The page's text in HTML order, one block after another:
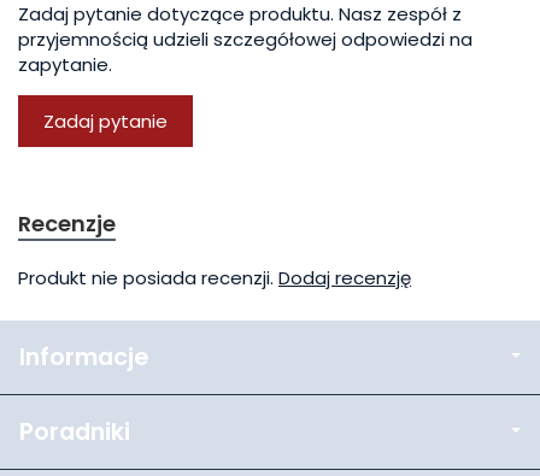
Zadaj pytanie dotyczące produktu. Nasz zespół z
przyjemnością udzieli szczegółowej odpowiedzi na
zapytanie.
Zadaj pytanie
Recenzje
Produkt nie posiada recenzji. Dodaj recenzję
Informacje
Poradniki